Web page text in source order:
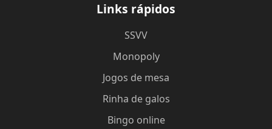
Links rápidos
SSVV
Monopoly
Jogos de mesa
Rinha de galos
Bingo online